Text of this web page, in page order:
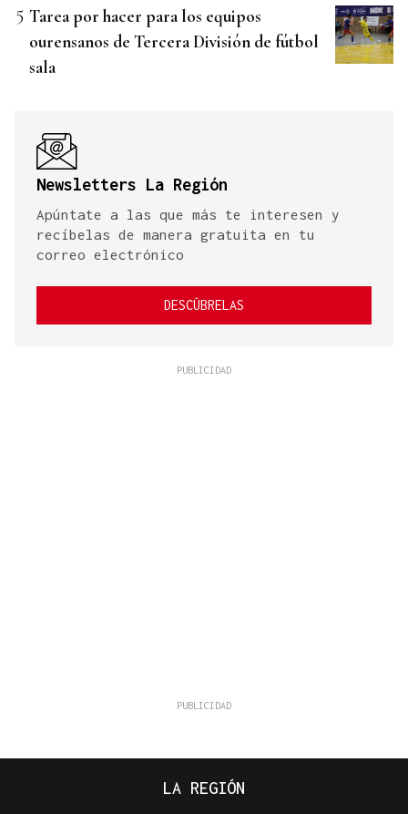
Tarea por hacer para los equipos
ourensanos de Tercera División de fútbol
sala
Newsletters La Región
Apúntate a las que más te interesen y
recíbelas de manera gratuita en tu
correo electrónico
DESCÚBRELAS
LA REGIÓN